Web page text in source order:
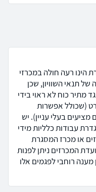
הינו רעה חולה במכרזי
תנאי השוויון, שכן
מתיר כוח לא ראוי בידי
(שכולל אפשרות
בעלי עניין). יש
עבודות כלליות מידי
או מכרז המסגרת
המכרזים ניתן לפנות
רוחבי לפגמים אלו